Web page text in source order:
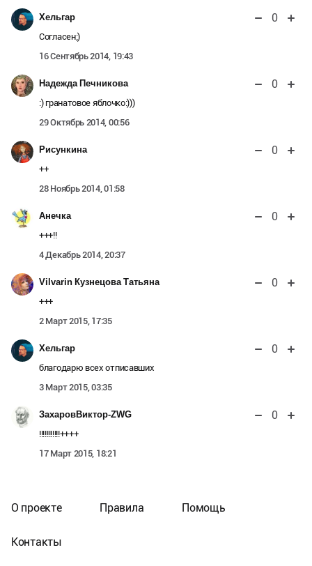
Хельгар 0
Согласен;)
16 Сентябрь 2014, 19:43
Надежда Печникова 0
:) гранатовое яблочко:)))
29 Октябрь 2014, 00:56
Рисункина 0
++
28 Ноябрь 2014, 01:58
Анечка 0
+++!!
4 Декабрь 2014, 20:37
Vilvarin Кузнецова Татьяна 0
+++
2 Март 2015, 17:35
Хельгар 0
благодарю всех отписавших
3 Март 2015, 03:35
ЗахаровВиктор-ZWG 0
!!!!!!!!!!!++++
17 Март 2015, 18:21
О проекте Правила Помощь
Контакты